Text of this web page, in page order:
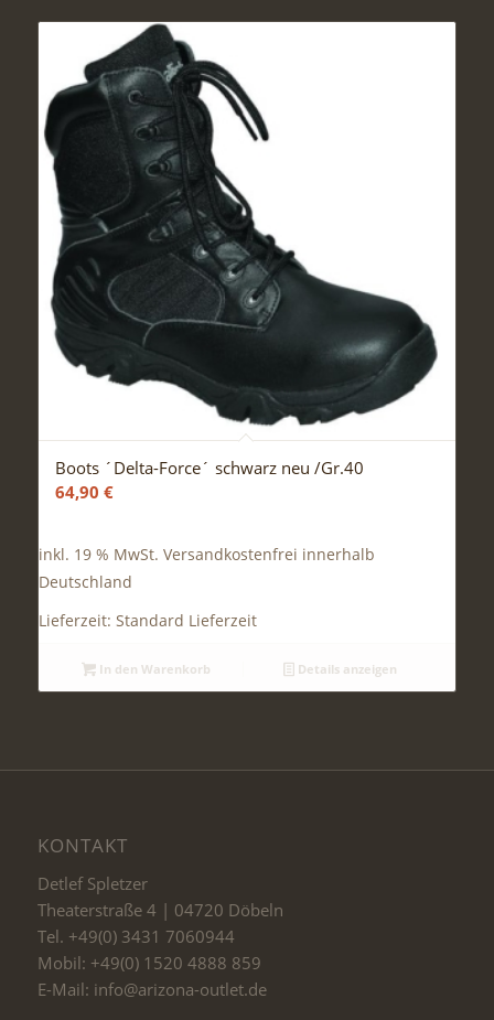
Boots ´Delta-Force´ schwarz neu /Gr.40
64,90 €
inkl. 19 % MwSt. Versandkostenfrei innerhalb
Deutschland
Lieferzeit: Standard Lieferzeit
In den Warenkorb Details anzeigen
KONTAKT
Detlef Spletzer
Theaterstraße 4 | 04720 Döbeln
Tel. +49(0) 3431 7060944
Mobil: +49(0) 1520 4888 859
E-Mail: info@arizona-outlet.de